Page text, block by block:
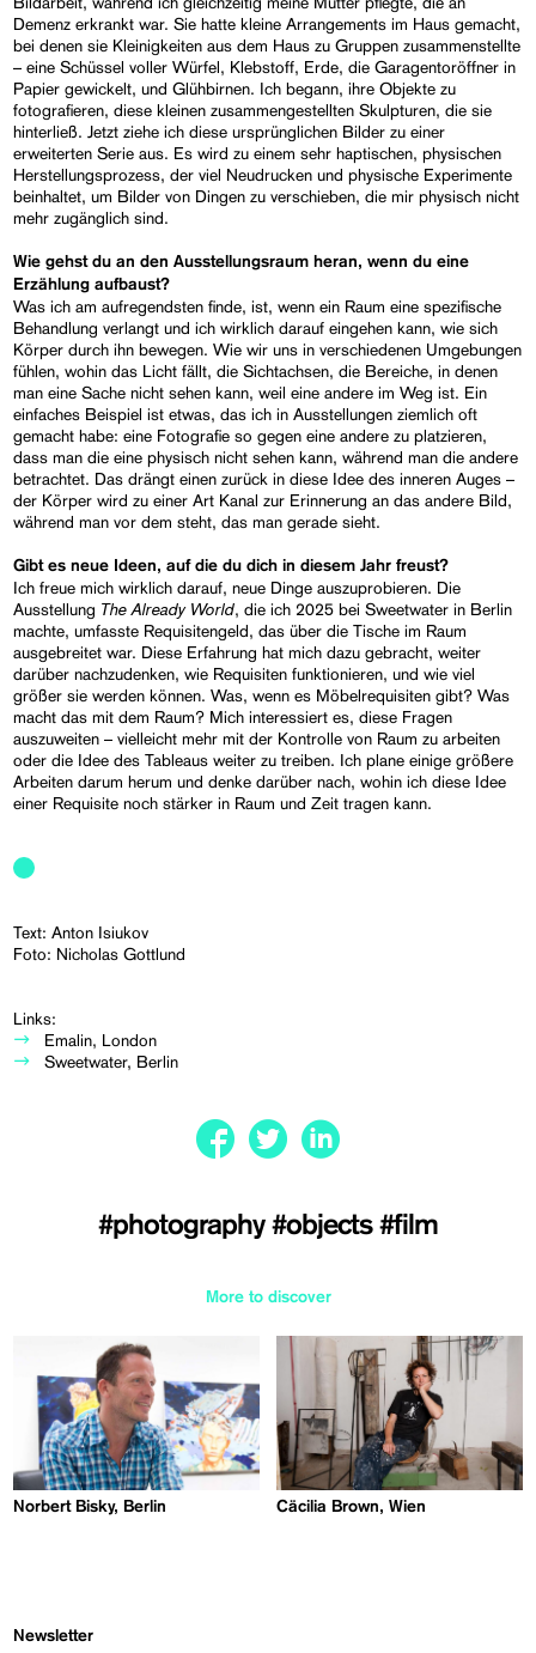
Demenz erkrankt war. Sie hatte kleine Arrangements im Haus gemacht,
bei denen sie Kleinigkeiten aus dem Haus zu Gruppen zusammenstellte
– eine Schüssel voller Würfel, Klebstoff, Erde, die Garagentoröffner in
Papier gewickelt, und Glühbirnen. Ich begann, ihre Objekte zu
fotografieren, diese kleinen zusammengestellten Skulpturen, die sie
hinterließ. Jetzt ziehe ich diese ursprünglichen Bilder zu einer
erweiterten Serie aus. Es wird zu einem sehr haptischen, physischen
Herstellungsprozess, der viel Neudrucken und physische Experimente
beinhaltet, um Bilder von Dingen zu verschieben, die mir physisch nicht
mehr zugänglich sind.
Wie gehst du an den Ausstellungsraum heran, wenn du eine
Erzählung aufbaust?
Was ich am aufregendsten finde, ist, wenn ein Raum eine spezifische
Behandlung verlangt und ich wirklich darauf eingehen kann, wie sich
Körper durch ihn bewegen. Wie wir uns in verschiedenen Umgebungen
fühlen, wohin das Licht fällt, die Sichtachsen, die Bereiche, in denen
man eine Sache nicht sehen kann, weil eine andere im Weg ist. Ein
einfaches Beispiel ist etwas, das ich in Ausstellungen ziemlich oft
gemacht habe: eine Fotografie so gegen eine andere zu platzieren,
dass man die eine physisch nicht sehen kann, während man die andere
betrachtet. Das drängt einen zurück in diese Idee des inneren Auges –
der Körper wird zu einer Art Kanal zur Erinnerung an das andere Bild,
während man vor dem steht, das man gerade sieht.
Gibt es neue Ideen, auf die du dich in diesem Jahr freust?
Ich freue mich wirklich darauf, neue Dinge auszuprobieren. Die
Ausstellung The Already World, die ich 2025 bei Sweetwater in Berlin
machte, umfasste Requisitengeld, das über die Tische im Raum
ausgebreitet war. Diese Erfahrung hat mich dazu gebracht, weiter
darüber nachzudenken, wie Requisiten funktionieren, und wie viel
größer sie werden können. Was, wenn es Möbelrequisiten gibt? Was
macht das mit dem Raum? Mich interessiert es, diese Fragen
auszuweiten – vielleicht mehr mit der Kontrolle von Raum zu arbeiten
oder die Idee des Tableaus weiter zu treiben. Ich plane einige größere
Arbeiten darum herum und denke darüber nach, wohin ich diese Idee
einer Requisite noch stärker in Raum und Zeit tragen kann.
Text: Anton Isiukov
Foto: Nicholas Gottlund
Links:
Emalin, London
Sweetwater, Berlin
#photography #objects #film
More to discover
Norbert Bisky, Berlin Cäcilia Brown, Wien
Newsletter